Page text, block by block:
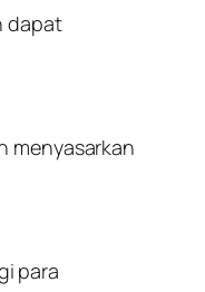
dapat
menyasarkan
para